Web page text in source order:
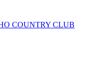
COUNTRY CLUB